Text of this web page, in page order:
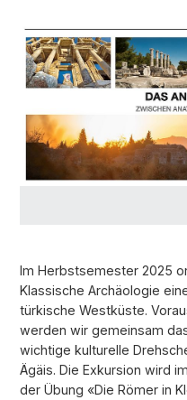
Im Herbstsemester 2025
Klassische Archäologie
türkische Westküste.
werden wir gemeinsam
wichtige kulturelle
Ägäis. Die Exkursion wird
der Übung «Die Römer in